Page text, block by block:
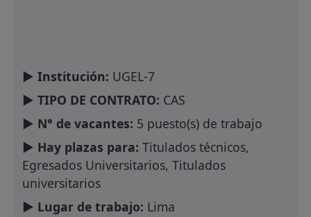
► Institución: UGEL-7
► TIPO DE CONTRATO: CAS
► N° de vacantes: 5 puesto(s) de trabajo
► Hay plazas para: Titulados técnicos,
Egresados Universitarios, Titulados
universitarios
► Lugar de trabajo: Lima